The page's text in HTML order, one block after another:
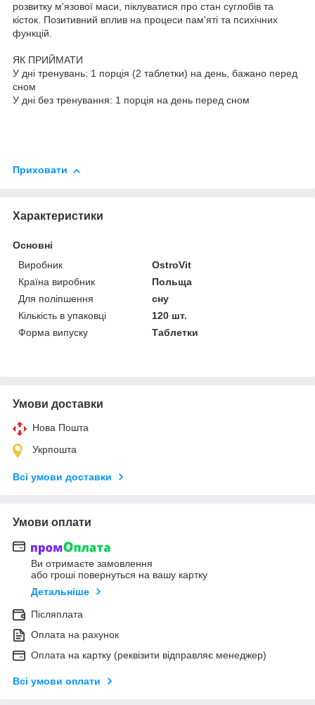
розвитку м'язової маси, піклуватися про стан суглобів та
кісток. Позитивний вплив на процеси пам'яті та психічних
функцій.
ЯК ПРИЙМАТИ
У дні тренувань: 1 порція (2 таблетки) на день, бажано перед
сном
У дні без тренування: 1 порція на день перед сном
Приховати
Характеристики
Основні
Виробник
OstroVit
Країна виробник
Польща
Для поліпшення
сну
Кількість в упаковці
120 шт.
Форма випуску
Таблетки
Умови доставки
Нова Пошта
Укрпошта
Всі умови доставки
Умови оплати
Ви отримаєте замовлення
або гроші повернуться на вашу картку
Детальніше
Післяплата
Оплата на рахунок
Оплата на картку (реквізити відправляє менеджер)
Всі умови оплати